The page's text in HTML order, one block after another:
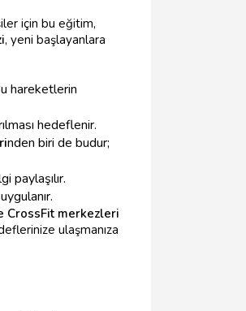
için bu eğitim,
, yeni başlayanlara
hareketlerin
hedeflenir.
nden biri de budur;
paylaşılır.
CrossFit merkezleri
ulaşmanıza